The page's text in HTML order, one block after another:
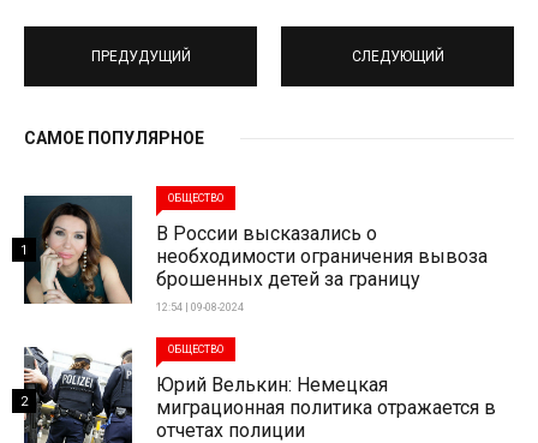
ПРЕДУДУЩИЙ СЛЕДУЮЩИЙ
САМОЕ ПОПУЛЯРНОЕ
ОБЩЕСТВО
В России высказались о
необходимости ограничения вывоза
брошенных детей за границу
12:54 | 09-08-2024
1
ОБЩЕСТВО
Юрий Велькин: Немецкая
миграционная политика отражается в
отчетах полиции
2